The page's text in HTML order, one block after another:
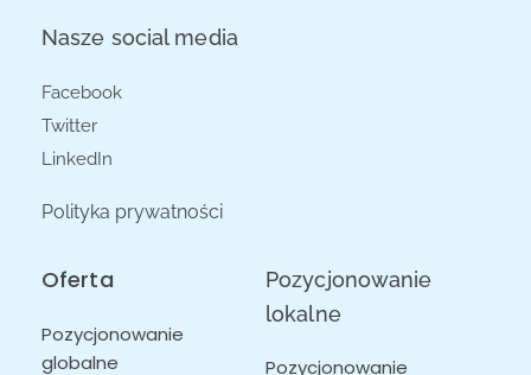
Nasze social media
Facebook
Twitter
LinkedIn
Polityka prywatności
Oferta
Pozycjonowanie
globalne
Pozycjonowanie
lokalne
Pozycjonowanie